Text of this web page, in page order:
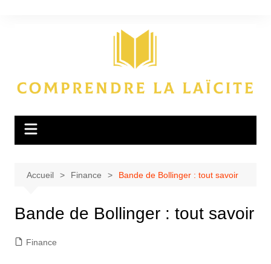
Accueil Finance Bande de Bollinger : tout savoir
Bande de Bollinger : tout savoir
Finance